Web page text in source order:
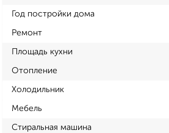
Год постройки дома
Ремонт
Площадь кухни
Отопление
Холодильник
Мебель
Стиральная машина